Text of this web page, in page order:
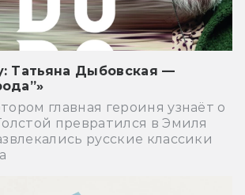
Татьяна Дыбовская —
главная героиня узнаёт о
превратился в Эмиля
русские классики